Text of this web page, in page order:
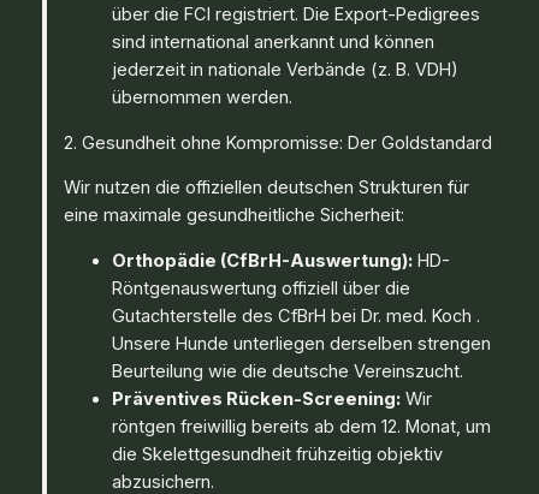
über die FCI registriert. Die Export-Pedigrees
sind international anerkannt und können
jederzeit in nationale Verbände (z. B. VDH)
übernommen werden.
2. Gesundheit ohne Kompromisse: Der Goldstandard
Wir nutzen die offiziellen deutschen Strukturen für
eine maximale gesundheitliche Sicherheit:
Orthopädie (CfBrH-Auswertung): HD-
Röntgenauswertung offiziell über die
Gutachterstelle des CfBrH bei Dr. med. Koch .
Unsere Hunde unterliegen derselben strengen
Beurteilung wie die deutsche Vereinszucht.
Präventives Rücken-Screening: Wir
röntgen freiwillig bereits ab dem 12. Monat, um
die Skelettgesundheit frühzeitig objektiv
abzusichern.